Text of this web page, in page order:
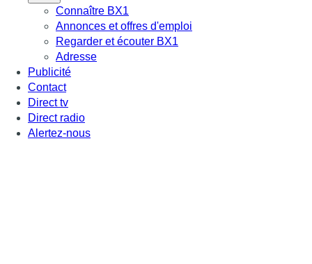
Connaître BX1
Annonces et offres d'emploi
Regarder et écouter BX1
Adresse
Publicité
Contact
Direct tv
Direct radio
Alertez-nous